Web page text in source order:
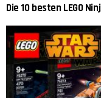
Die 10 besten LEGO